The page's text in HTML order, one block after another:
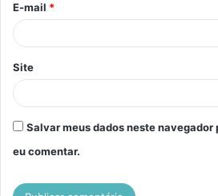
*
E-mail *
Site
Salvar meus dados neste navegador
eu comentar.